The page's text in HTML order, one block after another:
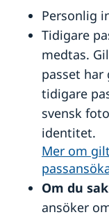
Information och
Inresa till
Information och
Allmänna
Terrorism
Försäkringsskydd
Hälso- och
Lokala lagar och
Resa med
Kriminalitet och
Trafiksäkerhet
Övriga
Handel med
Svenska
Anmäla
Personlig
Tidigare
medtas.
passet
tidigare
svensk
identitet.
Mer om
Om du
ansöker